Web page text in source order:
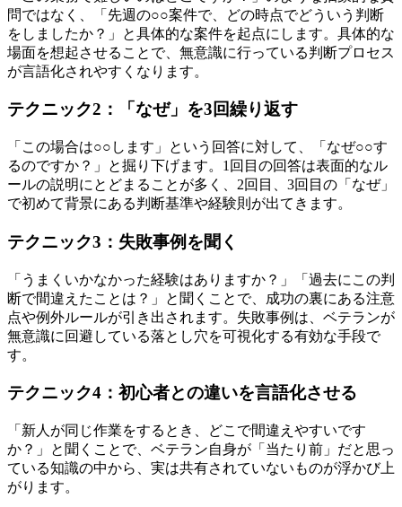
問ではなく、「先週の○○案件で、どの時点でどういう判断
をしましたか？」と具体的な案件を起点にします。具体的な
場面を想起させることで、無意識に行っている判断プロセス
が言語化されやすくなります。
テクニック2：「なぜ」を3回繰り返す
「この場合は○○します」という回答に対して、「なぜ○○す
るのですか？」と掘り下げます。1回目の回答は表面的なル
ールの説明にとどまることが多く、2回目、3回目の「なぜ」
で初めて背景にある判断基準や経験則が出てきます。
テクニック3：失敗事例を聞く
「うまくいかなかった経験はありますか？」「過去にこの判
断で間違えたことは？」と聞くことで、成功の裏にある注意
点や例外ルールが引き出されます。失敗事例は、ベテランが
無意識に回避している落とし穴を可視化する有効な手段で
す。
テクニック4：初心者との違いを言語化させる
「新人が同じ作業をするとき、どこで間違えやすいです
か？」と聞くことで、ベテラン自身が「当たり前」だと思っ
ている知識の中から、実は共有されていないものが浮かび上
がります。